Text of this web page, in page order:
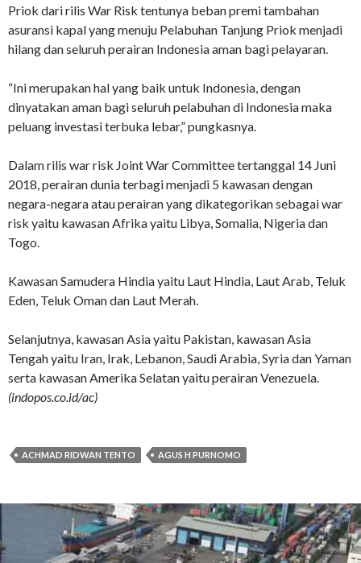
Priok dari rilis War Risk tentunya beban premi tambahan
asuransi kapal yang menuju Pelabuhan Tanjung Priok menjadi
hilang dan seluruh perairan Indonesia aman bagi pelayaran.
“Ini merupakan hal yang baik untuk Indonesia, dengan
dinyatakan aman bagi seluruh pelabuhan di Indonesia maka
peluang investasi terbuka lebar,” pungkasnya.
Dalam rilis war risk Joint War Committee tertanggal 14 Juni
2018, perairan dunia terbagi menjadi 5 kawasan dengan
negara-negara atau perairan yang dikategorikan sebagai war
risk yaitu kawasan Afrika yaitu Libya, Somalia, Nigeria dan
Togo.
Kawasan Samudera Hindia yaitu Laut Hindia, Laut Arab, Teluk
Eden, Teluk Oman dan Laut Merah.
Selanjutnya, kawasan Asia yaitu Pakistan, kawasan Asia
Tengah yaitu Iran, Irak, Lebanon, Saudi Arabia, Syria dan Yaman
serta kawasan Amerika Selatan yaitu perairan Venezuela.
(indopos.co.id/ac)
ACHMAD RIDWAN TENTO AGUS H PURNOMO